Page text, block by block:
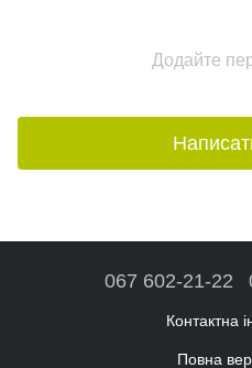
Додайте
067 602-21-22
Контактна
Повна